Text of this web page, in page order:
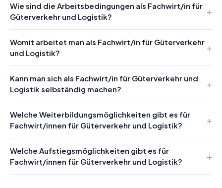
Wie sind die Arbeitsbedingungen als Fachwirt/in für
Güterverkehr und Logistik?
Womit arbeitet man als Fachwirt/in für Güterverkehr
und Logistik?
Kann man sich als Fachwirt/in für Güterverkehr und
Logistik selbständig machen?
Welche Weiterbildungsmöglichkeiten gibt es für
Fachwirt/innen für Güterverkehr und Logistik?
Welche Aufstiegsmöglichkeiten gibt es für
Fachwirt/innen für Güterverkehr und Logistik?